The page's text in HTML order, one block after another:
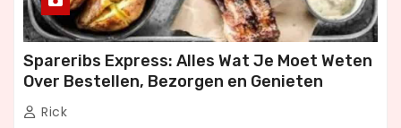
Spareribs Express: Alles Wat Je Moet Weten
Over Bestellen, Bezorgen en Genieten
Rick